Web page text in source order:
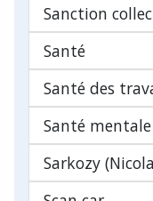
Sanction
Santé
Santé des
Santé mentale
Sarkozy